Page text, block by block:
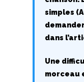
simples
dans
Une
morceau